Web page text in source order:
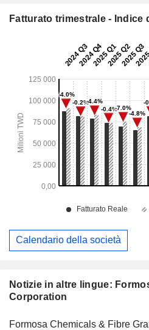
Notizie in altre lingue:
Corporation
Formosa Chemicals & Fibre
Fatturato trimestrale - Indice
Calendario della società